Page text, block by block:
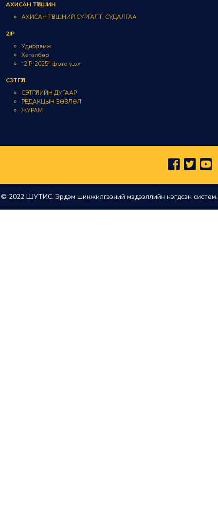
АХИСАН ТҮВШИН
АХИСАН ТҮВШНИЙ СУРГАЛТ, СУДАЛГАА
2IP
Удирдамж
Хөтөлбөр
"2IP-2025" фото үзэх
СЭТГҮҮЛ
СЭТГҮҮЛИЙН ДУГААР
РЕДАКЦЫН ЗӨВЛӨЛ
ЖУРАМ
© 2022 ШУТИС. Эрдэм шинжилгээний мэдээллийн нэгдсэн систем.